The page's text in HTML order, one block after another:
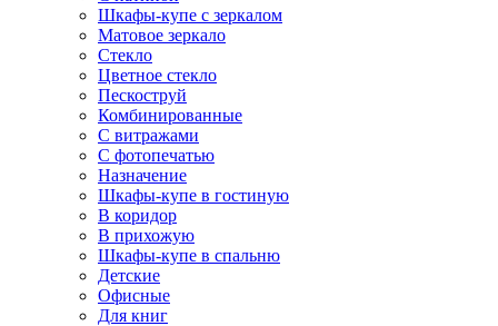
Шкафы-купе с зеркалом
Матовое зеркало
Стекло
Цветное стекло
Пескоструй
Комбинированные
С витражами
С фотопечатью
Назначение
Шкафы-купе в гостиную
В коридор
В прихожую
Шкафы-купе в спальню
Детские
Офисные
Для книг